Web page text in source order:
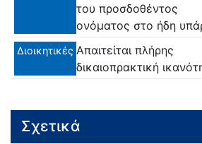
του προσδοθέντος
ονόματος στο ήδη
Διοικητικές Απαιτείται πλήρης
δικαιοπρακτική
Σχετικά